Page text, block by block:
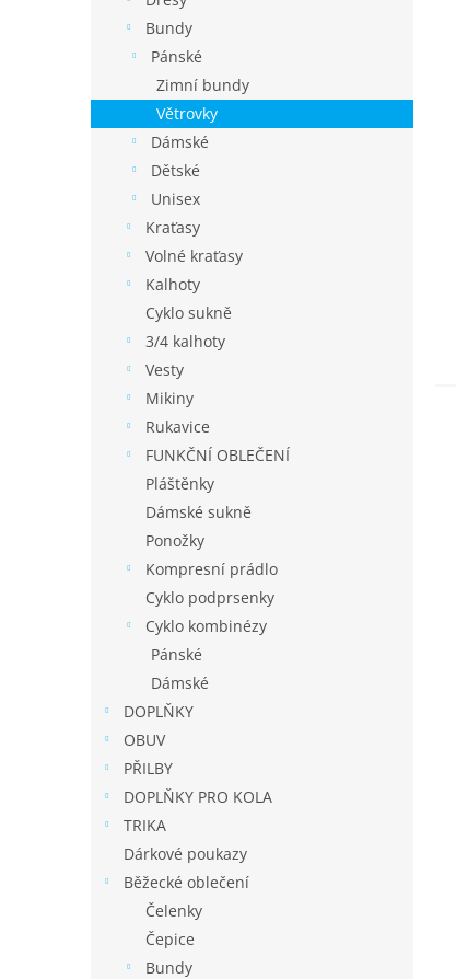
e
l
Bundy
Pánské
Zimní bundy
Větrovky
Dámské
Dětské
Unisex
Kraťasy
Volné kraťasy
Kalhoty
Cyklo sukně
3/4 kalhoty
Vesty
Mikiny
Rukavice
FUNKČNÍ OBLEČENÍ
Pláštěnky
Dámské sukně
Ponožky
Kompresní prádlo
Cyklo podprsenky
Cyklo kombinézy
Pánské
Dámské
DOPLŇKY
OBUV
PŘILBY
DOPLŇKY PRO KOLA
TRIKA
Dárkové poukazy
Běžecké oblečení
Čelenky
Čepice
Bundy